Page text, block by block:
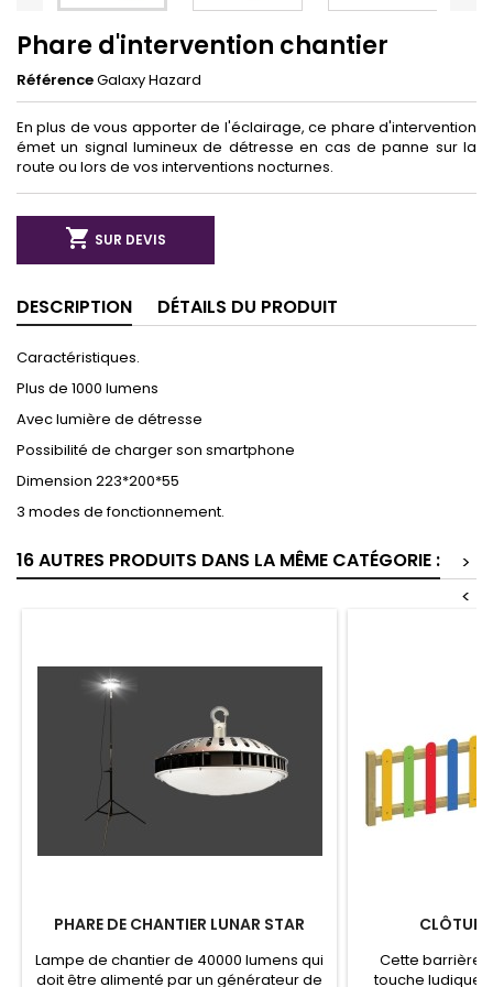
Phare d'intervention chantier
RéférenceGalaxy Hazard
En plus de vous apporter de l'éclairage, ce phare d'intervention
émet un signal lumineux de détresse en cas de panne sur la
route ou lors de vos interventions nocturnes.
 SUR DEVIS
DESCRIPTION DÉTAILS DU PRODUIT
Caractéristiques.
Plus de 1000 lumens
Avec lumière de détresse
Possibilité de charger son smartphone
Dimension 223*200*55
3 modes de fonctionnement.
16 AUTRES PRODUITS DANS LA MÊME CATÉGORIE :
>
<
PHARE DE CHANTIER LUNAR STAR
Lampe de chantier de 40000 lumens qui
doit être alimenté par un générateur de
Cette barrière
touche ludique